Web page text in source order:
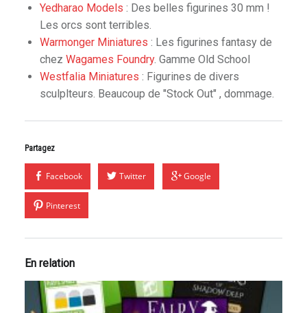
Yedharao Models : Des belles figurines 30 mm !
Les orcs sont terribles.
Warmonger Miniatures : Les figurines fantasy de
chez Wagames Foundry. Gamme Old School
Westfalia Miniatures : Figurines de divers
sculplteurs. Beaucoup de "Stock Out" , dommage.
Partagez
Facebook Twitter Google
Pinterest
En relation